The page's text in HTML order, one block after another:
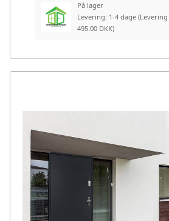
På lager
Levering: 1-4 dage (Levering
495.00 DKK)